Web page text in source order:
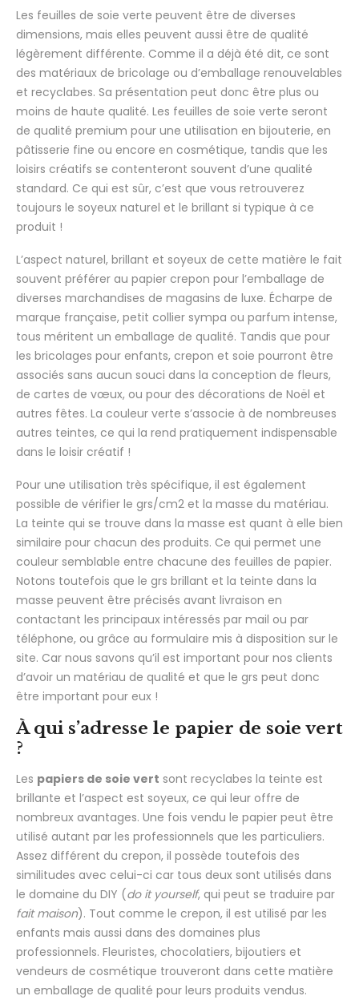
Les feuilles de soie verte peuvent être de diverses
dimensions, mais elles peuvent aussi être de qualité
légèrement différente. Comme il a déjà été dit, ce sont
des matériaux de bricolage ou d’emballage renouvelables
et recyclabes. Sa présentation peut donc être plus ou
moins de haute qualité. Les feuilles de soie verte seront
de qualité premium pour une utilisation en bijouterie, en
pâtisserie fine ou encore en cosmétique, tandis que les
loisirs créatifs se contenteront souvent d’une qualité
standard. Ce qui est sûr, c’est que vous retrouverez
toujours le soyeux naturel et le brillant si typique à ce
produit !
L’aspect naturel, brillant et soyeux de cette matière le fait
souvent préférer au papier crepon pour l’emballage de
diverses marchandises de magasins de luxe. Écharpe de
marque française, petit collier sympa ou parfum intense,
tous méritent un emballage de qualité. Tandis que pour
les bricolages pour enfants, crepon et soie pourront être
associés sans aucun souci dans la conception de fleurs,
de cartes de vœux, ou pour des décorations de Noël et
autres fêtes. La couleur verte s’associe à de nombreuses
autres teintes, ce qui la rend pratiquement indispensable
dans le loisir créatif !
Pour une utilisation très spécifique, il est également
possible de vérifier le grs/cm2 et la masse du matériau.
La teinte qui se trouve dans la masse est quant à elle bien
similaire pour chacun des produits. Ce qui permet une
couleur semblable entre chacune des feuilles de papier.
Notons toutefois que le grs brillant et la teinte dans la
masse peuvent être précisés avant livraison en
contactant les principaux intéressés par mail ou par
téléphone, ou grâce au formulaire mis à disposition sur le
site. Car nous savons qu’il est important pour nos clients
d’avoir un matériau de qualité et que le grs peut donc
être important pour eux !
À qui s’adresse le papier de soie vert
?
Les papiers de soie vert sont recyclabes la teinte est
brillante et l’aspect est soyeux, ce qui leur offre de
nombreux avantages. Une fois vendu le papier peut être
utilisé autant par les professionnels que les particuliers.
Assez différent du crepon, il possède toutefois des
similitudes avec celui-ci car tous deux sont utilisés dans
le domaine du DIY (do it yourself, qui peut se traduire par
fait maison). Tout comme le crepon, il est utilisé par les
enfants mais aussi dans des domaines plus
professionnels. Fleuristes, chocolatiers, bijoutiers et
vendeurs de cosmétique trouveront dans cette matière
un emballage de qualité pour leurs produits vendus.